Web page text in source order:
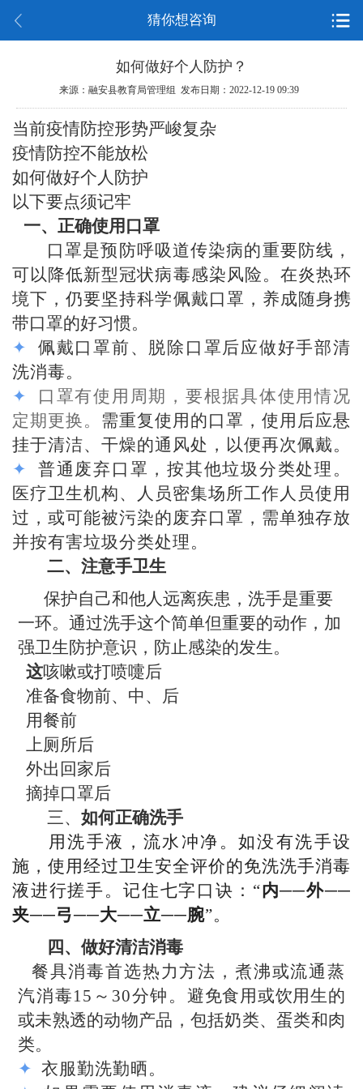
猜你想咨询
如何做好个人防护？
来源：融安县教育局管理组 发布日期：2022-12-19 09:39
当前疫情防控形势严峻复杂
疫情防控不能放松
如何做好个人防护
以下要点须记牢
一、正确使用口罩
口罩是预防呼吸道传染病的重要防线，
可以降低新型冠状病毒感染风险。在炎热环
境下，仍要坚持科学佩戴口罩，养成随身携
带口罩的好习惯。
✦
佩戴口罩前、脱除口罩后应做好手部清
洗消毒。
✦
口罩有使用周期，要根据具体使用情况
定期更换。 需重复使用的口罩，使用后应悬
挂于清洁、干燥的通风处，以便再次佩戴。
✦
普通废弃口罩，按其他垃圾分类处理。
医疗卫生机构、人员密集场所工作人员使用
过，或可能被污染的废弃口罩，需单独存放
并按有害垃圾分类处理。
二、注意手卫生
保护自己和他人远离疾患，洗手是重要
一环。通过洗手这个简单但重要的动作，加
强卫生防护意识，防止感染的发生。
这咳嗽或打喷嚏后
准备食物前、中、后
用餐前
上厕所后
外出回家后
摘掉口罩后
三、 如何正确洗手
用洗手液，流水冲净。如没有洗手设
施，使用经过卫生安全评价的免洗洗手消毒
液进行搓手。记住七字口诀：“内──外──
夹──弓──大──立──腕”。
四、做好清洁消毒
餐具消毒首选热力方法，煮沸或流通蒸
汽消毒15～30分钟。 避免食用或饮用生的
或未熟透的动物产品，包括奶类、蛋类和肉
类。
✦ 衣服勤洗勤晒。